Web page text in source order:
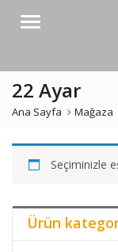
Menü
22 Ayar
Ana Sayfa Mağaza
Seçiminizle
Ürün